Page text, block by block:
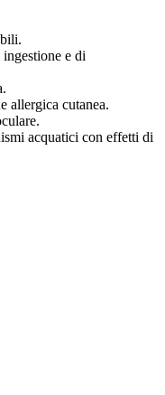
e di
allergica cutanea.
acquatici con effetti di